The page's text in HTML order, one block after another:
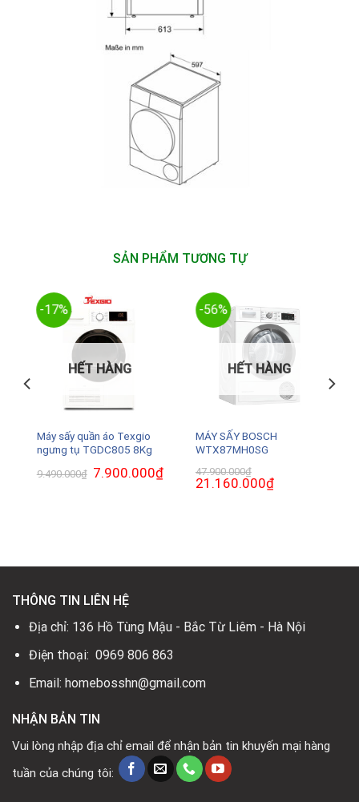
SẢN PHẨM TƯƠNG TỰ
-17%
HẾT HÀNG
Máy sấy quần áo Texgio
ngưng tụ TGDC805 8Kg
9.490.000₫ Giá
gốc
7.900.000₫Giá
hiện
-56%
HẾT HÀNG
MÁY SẤY BOSCH
WTX87MH0SG
47.900.000₫
Giá
gốc
21.160.000₫Giá
hiện
THÔNG TIN LIÊN HỆ
Địa chỉ: 136 Hồ Tùng Mậu - Bắc Từ Liêm - Hà Nội
Điện thoại: 0969 806 863
Email: homebosshn@gmail.com
NHẬN BẢN TIN
Vui lòng nhập địa chỉ email để nhận bản tin khuyến mại hàng
tuần của chúng tôi: